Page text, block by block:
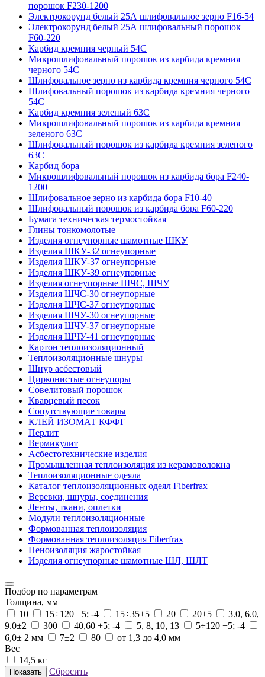
порошок F230-1200
Электрокорунд белый 25А шлифовальное зерно F16-54
Электрокорунд белый 25А шлифовальный порошок
F60-220
Карбид кремния черный 54С
Микрошлифовальный порошок из карбида кремния
черного 54С
Шлифовальное зерно из карбида кремния черного 54C
Шлифовальный порошок из карбида кремния черного
54С
Карбид кремния зеленый 63С
Микрошлифовальный порошок из карбида кремния
зеленого 63С
Шлифовальный порошок из карбида кремния зеленого
63С
Карбид бора
Микрошлифовальный порошок из карбида бора F240-
1200
Шлифовальное зерно из карбида бора F10-40
Шлифовальный порошок из карбида бора F60-220
Бумага техническая термостойкая
Глины тонкомолотые
Изделия огнеупорные шамотные ШКУ
Изделия ШКУ-32 огнеупорные
Изделия ШКУ-37 огнеупорные
Изделия ШКУ-39 огнеупорные
Изделия огнеупорные ШЧС, ШЧУ
Изделия ШЧС-30 огнеупорные
Изделия ШЧС-37 огнеупорные
Изделия ШЧУ-30 огнеупорные
Изделия ШЧУ-37 огнеупорные
Изделия ШЧУ-41 огнеупорные
Картон теплоизоляционный
Теплоизоляционные шнуры
Шнур асбестовый
Цирконистые огнеупоры
Совелитовый порошок
Кварцевый песок
Сопутствующие товары
КЛЕЙ ИЗОМАТ КФФГ
Перлит
Вермикулит
Асбесто­технические изделия
Промышленная теплоизоляция из керамоволокна
Теплоизоляционные одеяла
Каталог теплоизоляционных одеял Fiberfrax
Веревки, шнуры, соединения
Ленты, ткани, оплетки
Модули теплоизоляционные
Формованная теплоизоляция
Формованная теплоизоляция Fiberfrax
Пеноизоляция жаростойкая
Изделия огнеупорные шамотные ШЛ, ШЛТ
Подбор по параметрам
Толщина, мм
10
15÷120 +5; -4 15÷35±5 20 20±5
3.0, 6.0,
9.0±2
300 40,60 +5; -4 5, 8, 10, 13
5÷120 +5; -4
6,0± 2 мм
7±2 80
от 1,3 до 4,0 мм
Вес
14,5 кг
Показать
Сбросить